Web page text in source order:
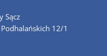
Sącz
12/1